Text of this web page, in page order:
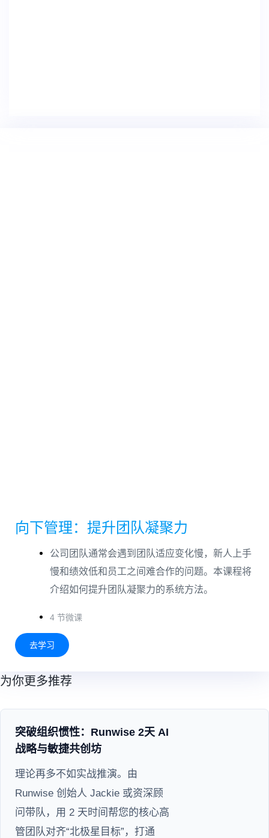
向下管理：提升团队凝聚力
公司团队通常会遇到团队适应变化慢，新人上手
慢和绩效低和员工之间难合作的问题。本课程将
介绍如何提升团队凝聚力的系统方法。
4 节微课
去学习
为你更多推荐
突破组织惯性：Runwise 2天 AI
战略与敏捷共创坊
理论再多不如实战推演。由
Runwise 创始人 Jackie 或资深顾
问带队，用 2 天时间帮您的核心高
管团队对齐“北极星目标”，打通